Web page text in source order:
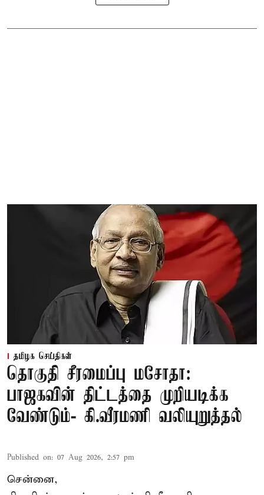
தமிழக செய்திகள்
தொகுதி சீரமைப்பு மசோதா:
பாஜகவின் திட்டத்தை முறியடிக்க
வேண்டும்- கி.வீரமணி வலியுறுத்தல்
Published on: 07 Aug 2026, 2:57 pm
சென்னை,